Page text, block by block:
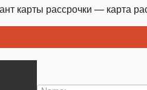
карты рассрочки — карта